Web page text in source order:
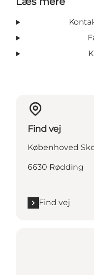
Find vej
Københoved
6630 Rødding
Find vej